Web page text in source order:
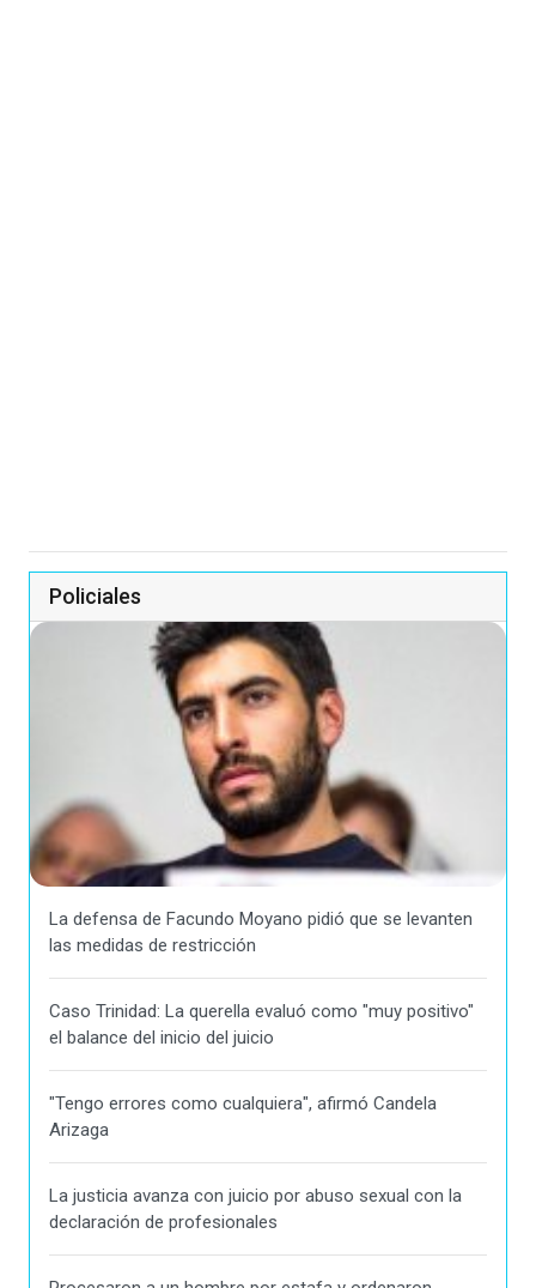
Policiales
La defensa de Facundo Moyano pidió que se levanten
las medidas de restricción
Caso Trinidad: La querella evaluó como "muy positivo"
el balance del inicio del juicio
"Tengo errores como cualquiera", afirmó Candela
Arizaga
La justicia avanza con juicio por abuso sexual con la
declaración de profesionales